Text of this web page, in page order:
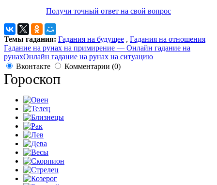
Получи точный ответ на свой вопрос
Темы гадания: Гадания на будущее , Гадания на отношения
Гадание на рунах на примирение — Онлайн гадание на
рунахОнлайн гадание на рунах на ситуацию
Вконтакте
Комментарии (0)
Гороскоп